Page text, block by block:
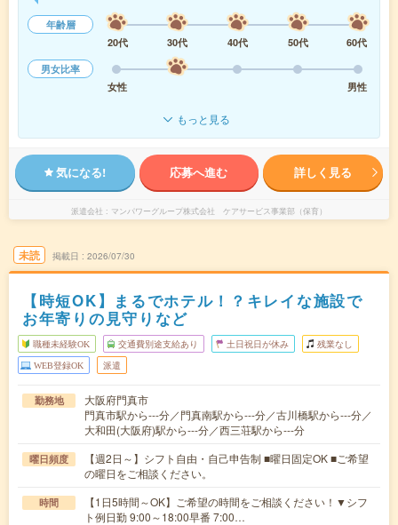
年齢層
20代
30代 40代 50代
60代
男女比率
女性
男性
もっと見る
気になる! 応募へ進む 詳しく見る
派遣会社 マンパワーグループ株式会社 ケアサービス事業部（保育）
未読 掲載日 2026/07/30
【時短OK】まるでホテル！？キレイな施設で
お年寄りの見守りなど
職種未経験OK 交通費別途支給あり 土日祝日が休み 残業なし
WEB登録OK 派遣
勤務地
大阪府門真市
門真市駅から---分／門真南駅から---分／古川橋駅から---分／
大和田(大阪府)駅から---分／西三荘駅から---分
曜日頻度
【週2日～】シフト自由・自己申告制 ■曜日固定OK ■ご希望
の曜日をご相談ください。
時間
【1日5時間～OK】ご希望の時間をご相談ください！▼シフ
ト例日勤 9:00～18:00早番 7:00…